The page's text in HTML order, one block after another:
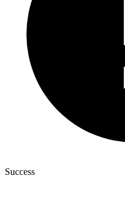
Success